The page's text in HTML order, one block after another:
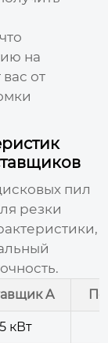
на
от
пил
резки
A
кВт